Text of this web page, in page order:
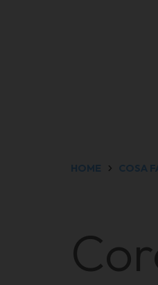
HOME COSA